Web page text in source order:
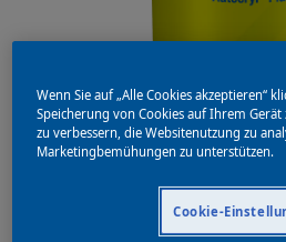
Zweikomponenten, High-Solid
entwickelt für die
Wenn Sie auf „Alle Cookies akzeptieren“
Speicherung von Cookies auf Ihrem
zu verbessern, die Websitenutzung zu
Marketingbemühungen zu unterstützen.
Cookie-